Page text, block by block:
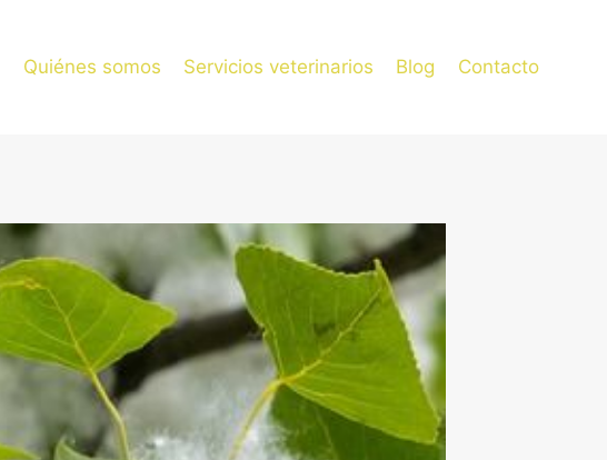
Quiénes somos Servicios veterinarios Blog Contacto